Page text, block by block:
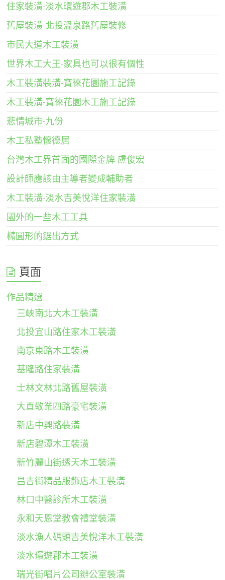
住家裝潢-淡水環遊郡木工裝潢
舊屋裝潢-北投溫泉路舊屋裝修
市民大道木工裝潢
世界木工大王-家具也可以很有個性
木工裝潢裝潢-寶徠花園施工記錄
木工裝潢-寶徠花園木工施工記錄
悲情城市-九份
木工私塾懷德居
台灣木工界首面的國際金牌-盧俊宏
設計師應該由主導者變成輔助者
木工裝潢-淡水吉美悅洋住家裝潢
國外的一些木工工具
橢圓形的鋸出方式
頁面
作品精選
三峽南北大木工裝潢
北投宜山路住家木工裝潢
南京東路木工裝潢
基隆路住家裝潢
士林文林北路舊屋裝潢
大直敬業四路豪宅裝潢
新店中興路裝潢
新店碧潭木工裝潢
新竹麗山街透天木工裝潢
昌吉街精品服飾店木工裝潢
林口中醫診所木工裝潢
永和天恩堂教會禮堂裝潢
淡水漁人碼頭吉美悅洋木工裝潢
淡水環遊郡木工裝潢
瑞光街唱片公司辦公室裝潢